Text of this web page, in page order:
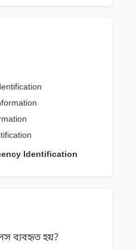
Identification
ব্যবহৃত হয়?